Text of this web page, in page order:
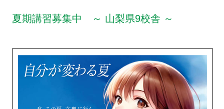
夏期講習募集中 ～ 山梨県9校舎 ～